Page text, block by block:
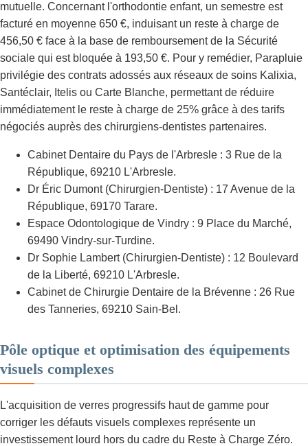
mutuelle. Concernant l'orthodontie enfant, un semestre est
facturé en moyenne 650 €, induisant un reste à charge de
456,50 € face à la base de remboursement de la Sécurité
sociale qui est bloquée à 193,50 €. Pour y remédier, Parapluie
privilégie des contrats adossés aux réseaux de soins Kalixia,
Santéclair, Itelis ou Carte Blanche, permettant de réduire
immédiatement le reste à charge de 25% grâce à des tarifs
négociés auprès des chirurgiens-dentistes partenaires.
Cabinet Dentaire du Pays de l'Arbresle : 3 Rue de la
République, 69210 L'Arbresle.
Dr Éric Dumont (Chirurgien-Dentiste) : 17 Avenue de la
République, 69170 Tarare.
Espace Odontologique de Vindry : 9 Place du Marché,
69490 Vindry-sur-Turdine.
Dr Sophie Lambert (Chirurgien-Dentiste) : 12 Boulevard
de la Liberté, 69210 L'Arbresle.
Cabinet de Chirurgie Dentaire de la Brévenne : 26 Rue
des Tanneries, 69210 Sain-Bel.
Pôle optique et optimisation des équipements
visuels complexes
L'acquisition de verres progressifs haut de gamme pour
corriger les défauts visuels complexes représente un
investissement lourd hors du cadre du Reste à Charge Zéro.